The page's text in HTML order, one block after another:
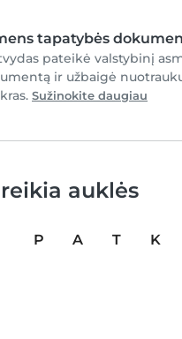
tapatybės
pateikė valstybinį
ir užbaigė
Sužinokite daugiau
auklės
P A T K